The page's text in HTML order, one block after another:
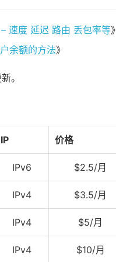
速度 延迟 路由 丢包率等》
余额的方法》
。
IP 价格
IPv6 $2.5/月
IPv4 $3.5/月
IPv4 $5/月
IPv4 $10/月